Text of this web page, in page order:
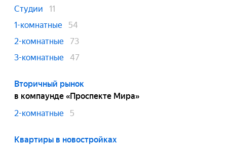
Студии
11
1-комнатные
54
2-комнатные
73
3-комнатные
47
Вторичный рынок
в компаунде «Проспекте Мира»
2-комнатные
5
Квартиры в новостройках